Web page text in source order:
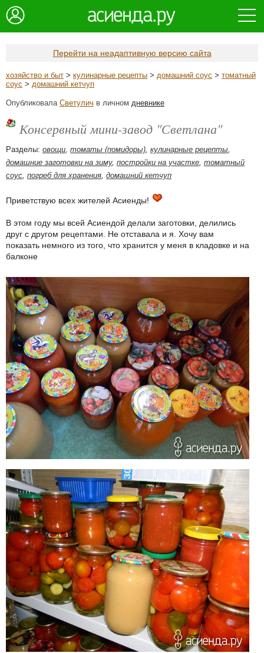
Перейти на неадаптивную версию сайта
хозяйство и быт > кулинарные рецепты > домашний соус > томатный
соус > домашний кетчуп
Опубликовала Светулич в личном дневнике
Консервный мини-завод "Светлана"
Разделы: овощи, томаты (помидоры), кулинарные рецепты,
домашние заготовки на зиму, постройки на участке, томатный
соус, погреб для хранения, домашний кетчуп
Приветствую всех жителей Асиенды!
В этом году мы всей Асиендой делали заготовки, делились
друг с другом рецептами. Не отставала и я. Хочу вам
показать немного из того, что хранится у меня в кладовке и на
балконе